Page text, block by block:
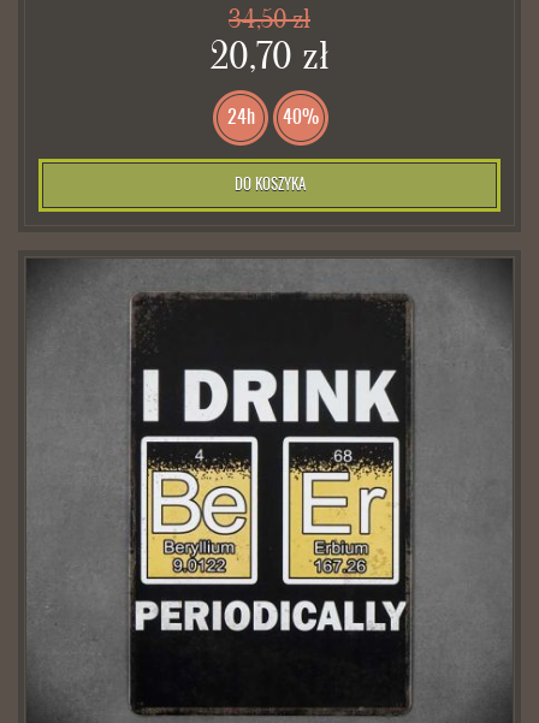
34,50 zł
20,70 zł
24h 40%
DO KOSZYKA